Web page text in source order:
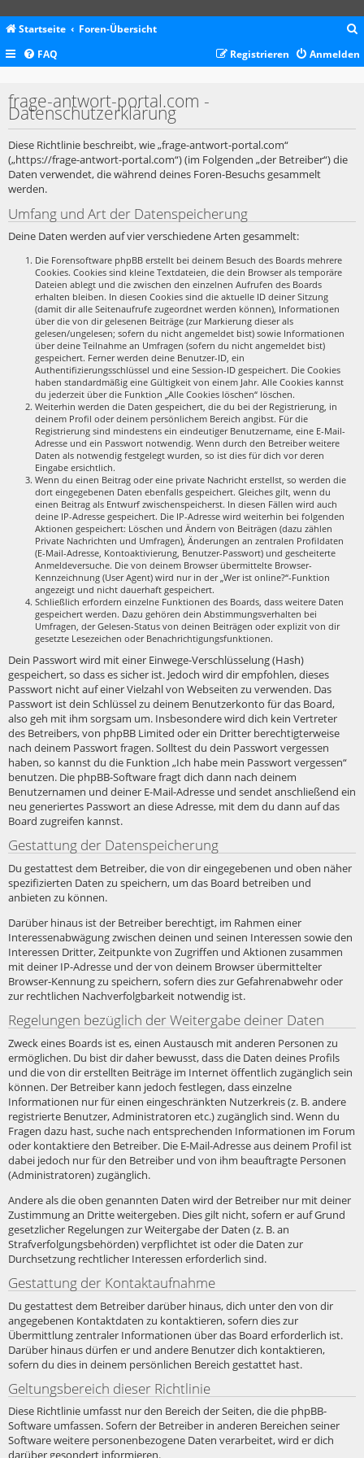
Startseite Foren-Übersicht
c
FAQ Anmelden
Registrieren
frage-antwort-portal.com -
Datenschutzerklärung
Diese Richtlinie beschreibt, wie „frage-antwort-portal.com“
(„https://frage-antwort-portal.com“) (im Folgenden „der Betreiber“) die
Daten verwendet, die während deines Foren-Besuchs gesammelt
werden.
Umfang und Art der Datenspeicherung
Deine Daten werden auf vier verschiedene Arten gesammelt:
Die Forensoftware phpBB erstellt bei deinem Besuch des Boards mehrere
Cookies. Cookies sind kleine Textdateien, die dein Browser als temporäre
Dateien ablegt und die zwischen den einzelnen Aufrufen des Boards
erhalten bleiben. In diesen Cookies sind die aktuelle ID deiner Sitzung
(damit dir alle Seitenaufrufe zugeordnet werden können), Informationen
über die von dir gelesenen Beiträge (zur Markierung dieser als
gelesen/ungelesen; sofern du nicht angemeldet bist) sowie Informationen
über deine Teilnahme an Umfragen (sofern du nicht angemeldet bist)
gespeichert. Ferner werden deine Benutzer-ID, ein
Authentifizierungsschlüssel und eine Session-ID gespeichert. Die Cookies
haben standardmäßig eine Gültigkeit von einem Jahr. Alle Cookies kannst
du jederzeit über die Funktion „Alle Cookies löschen“ löschen.
Weiterhin werden die Daten gespeichert, die du bei der Registrierung, in
deinem Profil oder deinem persönlichem Bereich angibst. Für die
Registrierung sind mindestens ein eindeutiger Benutzername, eine E-Mail-
Adresse und ein Passwort notwendig. Wenn durch den Betreiber weitere
Daten als notwendig festgelegt wurden, so ist dies für dich vor deren
Eingabe ersichtlich.
Wenn du einen Beitrag oder eine private Nachricht erstellst, so werden die
dort eingegebenen Daten ebenfalls gespeichert. Gleiches gilt, wenn du
einen Beitrag als Entwurf zwischenspeicherst. In diesen Fällen wird auch
deine IP-Adresse gespeichert. Die IP-Adresse wird weiterhin bei folgenden
Aktionen gespeichert: Löschen und Ändern von Beiträgen (dazu zählen
Private Nachrichten und Umfragen), Änderungen an zentralen Profildaten
(E-Mail-Adresse, Kontoaktivierung, Benutzer-Passwort) und gescheiterte
Anmeldeversuche. Die von deinem Browser übermittelte Browser-
Kennzeichnung (User Agent) wird nur in der „Wer ist online?“-Funktion
angezeigt und nicht dauerhaft gespeichert.
Schließlich erfordern einzelne Funktionen des Boards, dass weitere Daten
gespeichert werden. Dazu gehören dein Abstimmungsverhalten bei
Umfragen, der Gelesen-Status von deinen Beiträgen oder explizit von dir
gesetzte Lesezeichen oder Benachrichtigungsfunktionen.
Dein Passwort wird mit einer Einwege-Verschlüsselung (Hash)
gespeichert, so dass es sicher ist. Jedoch wird dir empfohlen, dieses
Passwort nicht auf einer Vielzahl von Webseiten zu verwenden. Das
Passwort ist dein Schlüssel zu deinem Benutzerkonto für das Board,
also geh mit ihm sorgsam um. Insbesondere wird dich kein Vertreter
des Betreibers, von phpBB Limited oder ein Dritter berechtigterweise
nach deinem Passwort fragen. Solltest du dein Passwort vergessen
haben, so kannst du die Funktion „Ich habe mein Passwort vergessen“
benutzen. Die phpBB-Software fragt dich dann nach deinem
Benutzernamen und deiner E-Mail-Adresse und sendet anschließend ein
neu generiertes Passwort an diese Adresse, mit dem du dann auf das
Board zugreifen kannst.
Gestattung der Datenspeicherung
Du gestattest dem Betreiber, die von dir eingegebenen und oben näher
spezifizierten Daten zu speichern, um das Board betreiben und
anbieten zu können.
Darüber hinaus ist der Betreiber berechtigt, im Rahmen einer
Interessenabwägung zwischen deinen und seinen Interessen sowie den
Interessen Dritter, Zeitpunkte von Zugriffen und Aktionen zusammen
mit deiner IP-Adresse und der von deinem Browser übermittelter
Browser-Kennung zu speichern, sofern dies zur Gefahrenabwehr oder
zur rechtlichen Nachverfolgbarkeit notwendig ist.
Regelungen bezüglich der Weitergabe deiner Daten
Zweck eines Boards ist es, einen Austausch mit anderen Personen zu
ermöglichen. Du bist dir daher bewusst, dass die Daten deines Profils
und die von dir erstellten Beiträge im Internet öffentlich zugänglich sein
können. Der Betreiber kann jedoch festlegen, dass einzelne
Informationen nur für einen eingeschränkten Nutzerkreis (z. B. andere
registrierte Benutzer, Administratoren etc.) zugänglich sind. Wenn du
Fragen dazu hast, suche nach entsprechenden Informationen im Forum
oder kontaktiere den Betreiber. Die E-Mail-Adresse aus deinem Profil ist
dabei jedoch nur für den Betreiber und von ihm beauftragte Personen
(Administratoren) zugänglich.
Andere als die oben genannten Daten wird der Betreiber nur mit deiner
Zustimmung an Dritte weitergeben. Dies gilt nicht, sofern er auf Grund
gesetzlicher Regelungen zur Weitergabe der Daten (z. B. an
Strafverfolgungsbehörden) verpflichtet ist oder die Daten zur
Durchsetzung rechtlicher Interessen erforderlich sind.
Gestattung der Kontaktaufnahme
Du gestattest dem Betreiber darüber hinaus, dich unter den von dir
angegebenen Kontaktdaten zu kontaktieren, sofern dies zur
Übermittlung zentraler Informationen über das Board erforderlich ist.
Darüber hinaus dürfen er und andere Benutzer dich kontaktieren,
sofern du dies in deinem persönlichen Bereich gestattet hast.
Geltungsbereich dieser Richtlinie
Diese Richtlinie umfasst nur den Bereich der Seiten, die die phpBB-
Software umfassen. Sofern der Betreiber in anderen Bereichen seiner
Software weitere personenbezogene Daten verarbeitet, wird er dich
darüber gesondert informieren.